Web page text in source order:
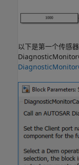
以下是第一个传感